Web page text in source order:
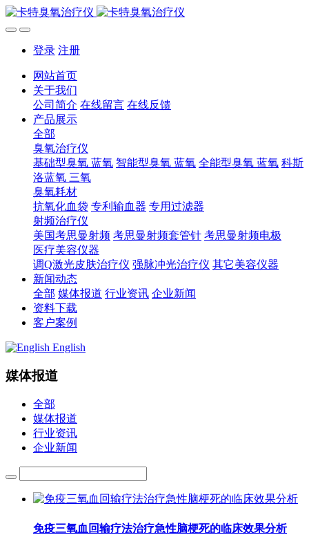
登录 注册
网站首页
关于我们
公司简介 在线留言 在线反馈
产品展示
全部
臭氧治疗仪
基础型臭氧 蓝氧 智能型臭氧 蓝氧 全能型臭氧 蓝氧 科斯
洛蓝氧 三氧
臭氧耗材
抗氧化血袋 专利输血器 专用过滤器
射频治疗仪
美国考思曼射频 考思曼射频套管针 考思曼射频电极
医疗美容仪器
调Q激光皮肤治疗仪 强脉冲光治疗仪 其它美容仪器
新闻动态
全部 媒体报道 行业资讯 企业新闻
资料下载
客户案例
English
媒体报道
全部
媒体报道
行业资讯
企业新闻
免疫三氧血回输疗法治疗急性脑梗死的临床效果分析